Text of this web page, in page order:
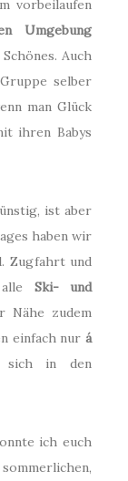
vorbeilaufen
Umgebung
Auch
selber
man Glück
ihren Babys
ist aber
haben wir
Zugfahrt und
Ski- und
Nähe zudem
einfach nur á
in den
ich euch